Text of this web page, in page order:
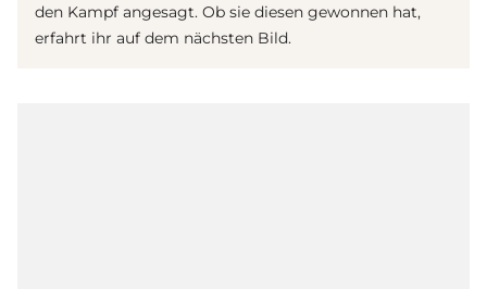
den Kampf angesagt. Ob sie diesen gewonnen hat,
erfahrt ihr auf dem nächsten Bild.